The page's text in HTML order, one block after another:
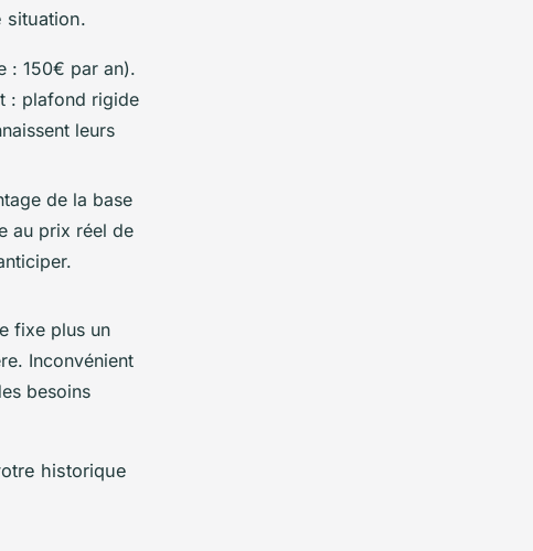
situation.
: 150€ par an).
: plafond rigide
leurs
de la base
au prix réel de
fixe plus un
Inconvénient
besoins
historique